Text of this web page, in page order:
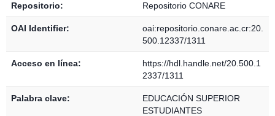
Repositorio: Repositorio CONARE
OAI Identifier:
oai:repositorio.conare.ac.cr:20.
500.12337/1311
Acceso en línea:
https://hdl.handle.net/20.500.1
2337/1311
Palabra clave:
EDUCACIÓN SUPERIOR
ESTUDIANTES